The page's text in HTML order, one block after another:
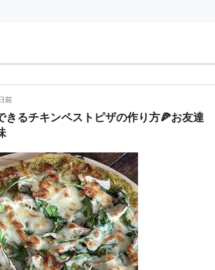
前
きるチキンペストピザの作り方🍕お友達